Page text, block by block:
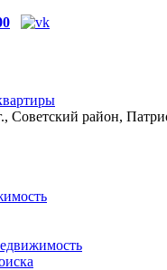
Советский район,